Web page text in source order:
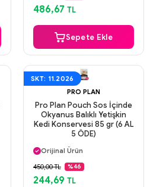
Aynı Gün Kargo
486,67 TL
Sepete Ekle
SKT: 11.2026
PRO PLAN
Pro Plan Pouch Sos İçinde
Okyanus Balıklı Yetişkin
Kedi Konservesi 85 gr (6 AL
5 ÖDE)
Aynı Gün Kargo
Orijinal Ürün
Güvenli Ödeme
Aynı Gün Kargo
450,00 TL %46
244,69 TL